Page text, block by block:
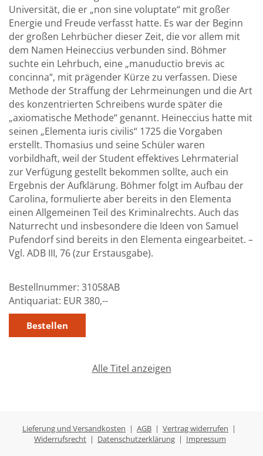
Universität, die er „non sine voluptate“ mit großer
Energie und Freude verfasst hatte. Es war der Beginn
der großen Lehrbücher dieser Zeit, die vor allem mit
dem Namen Heineccius verbunden sind. Böhmer
suchte ein Lehrbuch, eine „manuductio brevis ac
concinna“, mit prägender Kürze zu verfassen. Diese
Methode der Straffung der Lehrmeinungen und die Art
des konzentrierten Schreibens wurde später die
„axiomatische Methode“ genannt. Heineccius hatte mit
seinen „Elementa iuris civilis“ 1725 die Vorgaben
erstellt. Thomasius und seine Schüler waren
vorbildhaft, weil der Student effektives Lehrmaterial
zur Verfügung gestellt bekommen sollte, auch ein
Ergebnis der Aufklärung. Böhmer folgt im Aufbau der
Carolina, formulierte aber bereits in den Elementa
einen Allgemeinen Teil des Kriminalrechts. Auch das
Naturrecht und insbesondere die Ideen von Samuel
Pufendorf sind bereits in den Elementa eingearbeitet. –
Vgl. ADB III, 76 (zur Erstausgabe).
Bestellnummer: 31058AB
Antiquariat: EUR 380,--
Alle Titel anzeigen
Lieferung und Versandkosten | AGB | Vertrag widerrufen |
Widerrufsrecht | Datenschutzerklärung | Impressum